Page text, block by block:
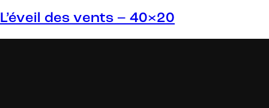
L’éveil des vents – 40×20